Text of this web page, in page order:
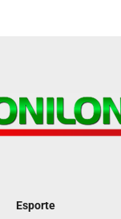
Esporte